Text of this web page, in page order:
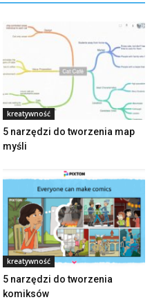
kreatywność
5 narzędzi do tworzenia map
myśli
kreatywność
5 narzędzi do tworzenia
komiksów